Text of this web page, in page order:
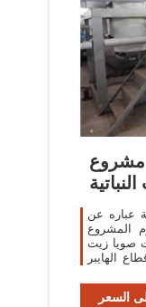
عباره عن
المشروع
صويا زيت
الهايبر
السعر